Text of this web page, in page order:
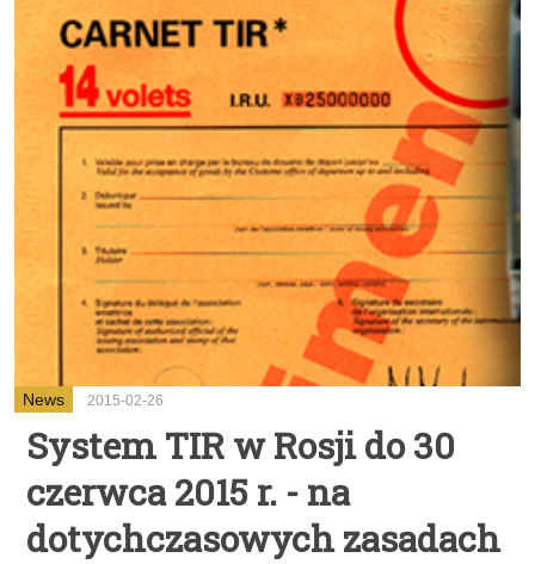
News 2015-02-26
System TIR w Rosji do 30
czerwca 2015 r. - na
dotychczasowych zasadach